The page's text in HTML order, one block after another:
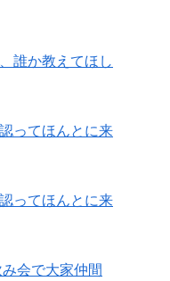
誰か教えてほし
ってほんとに来
ってほんとに来
み会で大家仲間